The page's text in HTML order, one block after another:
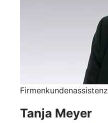
Firmenkundenassistenz
Tanja Meyer